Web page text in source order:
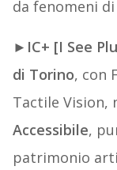
da fenomeni
► IC+ [I See
di Torino, con
Tactile Vision,
Accessibile,
patrimonio